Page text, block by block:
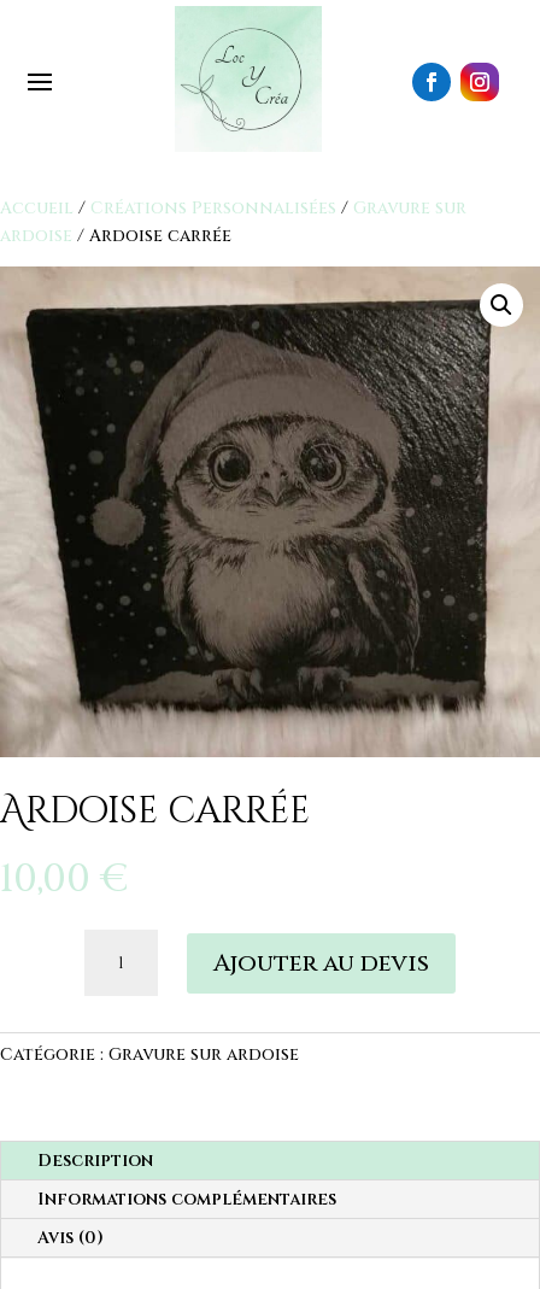
Accueil / Créations Personnalisées / Gravure sur
ardoise / Ardoise carrée
Ardoise carrée
10,00 €
Ajouter au devis
Catégorie : Gravure sur ardoise
Description
Informations complémentaires
Avis (0)